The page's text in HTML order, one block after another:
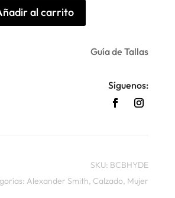
al carrito
Guía de Tallas
Síguenos:
SKU: BCBHYDE
Alexander Smith, Calzado, Mujer